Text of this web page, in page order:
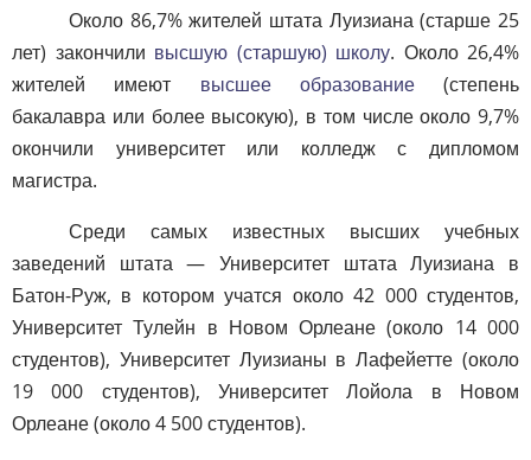
Около 86,7% жителей штата Луизиана (старше 25
лет) закончили высшую (старшую) школу. Около 26,4%
жителей имеют высшее образование(степень
бакалавра или более высокую), в том числе около 9,7%
окончили университет или колледж с дипломом
магистра.
Среди самых известных высших учебных
заведений штата — Университет штата Луизиана в
Батон-Руж, в котором учатся около 42 000 студентов,
Университет Тулейн в Новом Орлеане (около 14 000
студентов), Университет Луизианы в Лафейетте (около
19 000 студентов), Университет Лойола в Новом
Орлеане (около 4 500 студентов).